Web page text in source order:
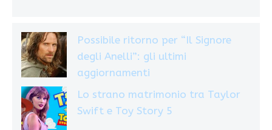
Possibile ritorno per “Il Signore
degli Anelli”: gli ultimi
aggiornamenti
Lo strano matrimonio tra Taylor
Swift e Toy Story 5